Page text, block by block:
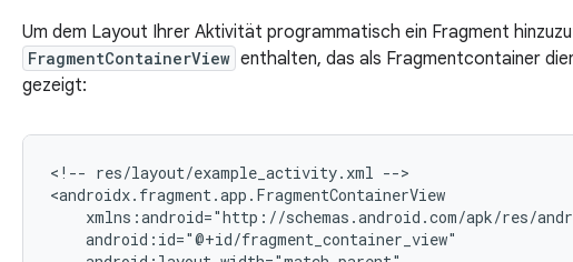
Um dem Layout Ihrer Aktivität programmatisch ein Fragment
FragmentContainerView enthalten, das als Fragmentcontainer
gezeigt:
<!-- res/layout/example_activity.xml -->